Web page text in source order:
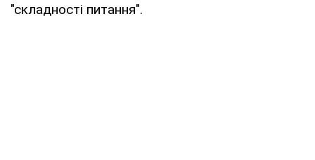
"складності питання".